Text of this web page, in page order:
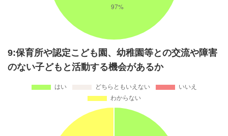
9:保育所や認定こども園、幼稚園等との交流や障害
のない子どもと活動する機会があるか